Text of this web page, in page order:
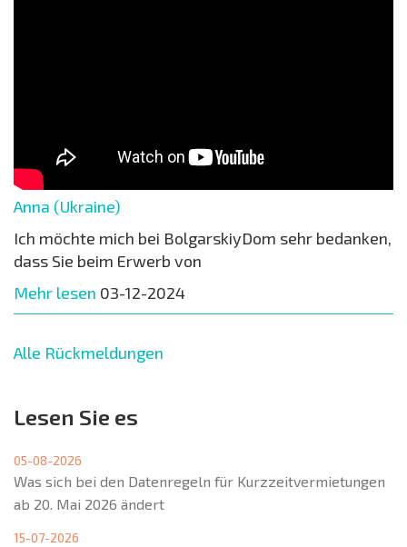
Anna (Ukraine)
Ich möchte mich bei BolgarskiyDom sehr bedanken,
dass Sie beim Erwerb von
Mehr lesen 03-12-2024
Alle Rückmeldungen
Lesen Sie es
05-08-2026
Was sich bei den Datenregeln für Kurzzeitvermietungen
ab 20. Mai 2026 ändert
15-07-2026